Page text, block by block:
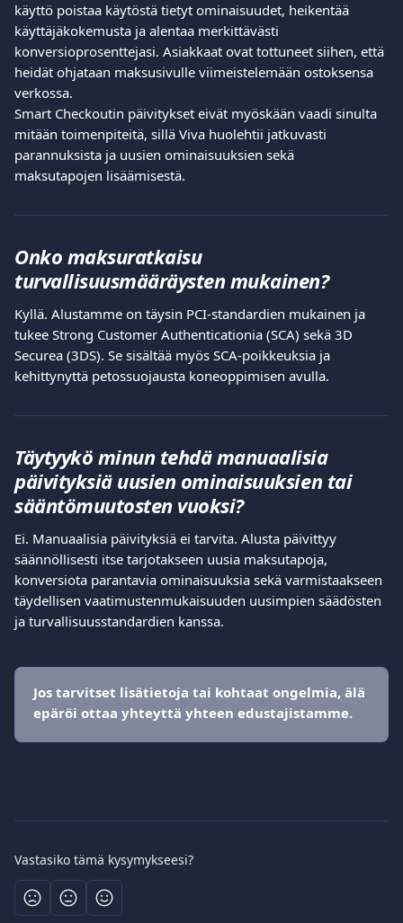
käyttö poistaa käytöstä tietyt ominaisuudet, heikentää
käyttäjäkokemusta ja alentaa merkittävästi
konversioprosenttejasi. Asiakkaat ovat tottuneet siihen, että
heidät ohjataan maksusivulle viimeistelemään ostoksensa
verkossa.
Smart Checkoutin päivitykset eivät myöskään vaadi sinulta
mitään toimenpiteitä, sillä Viva huolehtii jatkuvasti
parannuksista ja uusien ominaisuuksien sekä
maksutapojen lisäämisestä.
Onko maksuratkaisu
turvallisuusmääräysten mukainen?
Kyllä. Alustamme on täysin PCI-standardien mukainen ja
tukee Strong Customer Authenticationia (SCA) sekä 3D
Securea (3DS). Se sisältää myös SCA-poikkeuksia ja
kehittynyttä petossuojausta koneoppimisen avulla.
Täytyykö minun tehdä manuaalisia
päivityksiä uusien ominaisuuksien tai
sääntömuutosten vuoksi?
Ei. Manuaalisia päivityksiä ei tarvita. Alusta päivittyy
säännöllisesti itse tarjotakseen uusia maksutapoja,
konversiota parantavia ominaisuuksia sekä varmistaakseen
täydellisen vaatimustenmukaisuuden uusimpien säädösten
ja turvallisuusstandardien kanssa.
Jos tarvitset lisätietoja tai kohtaat ongelmia, älä
epäröi ottaa yhteyttä yhteen edustajistamme.
Vastasiko tämä kysymykseesi?